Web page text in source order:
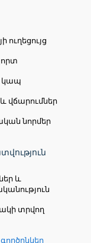
ուղեցույց
կապ
վճարումներ
նորմեր
և
տրվող